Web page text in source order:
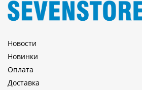
Новости
Новинки
Оплата
Доставка